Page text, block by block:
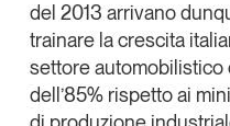
del 2013 arrivano
trainare la crescita
settore automobilistico
dell’85% rispetto ai